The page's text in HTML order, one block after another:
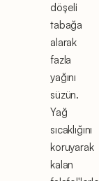
döşeli
tabağa
alarak
fazla
yağını
süzün.
Yağ
sıcaklığını
koruyarak
kalan